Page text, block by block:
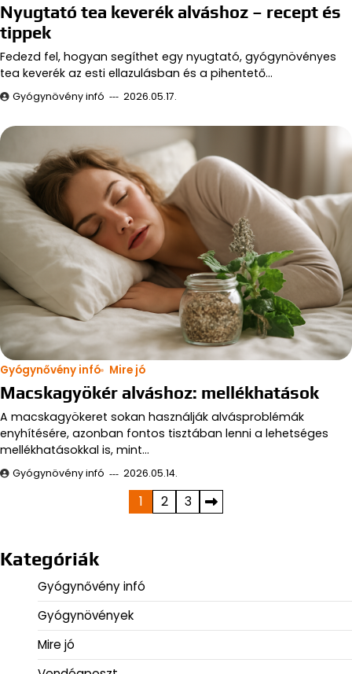
Nyugtató tea keverék alváshoz – recept és
tippek
Fedezd fel, hogyan segíthet egy nyugtató, gyógynövényes
tea keverék az esti ellazulásban és a pihentető…
Gyógynövény infó 2026.05.17.
Gyógynővény infó Mire jó
Macskagyökér alváshoz: mellékhatások
A macskagyökeret sokan használják alvásproblémák
enyhítésére, azonban fontos tisztában lenni a lehetséges
mellékhatásokkal is, mint…
Gyógynövény infó 2026.05.14.
1 2 3
Kategóriák
Gyógynővény infó
Gyógynövények
Mire jó